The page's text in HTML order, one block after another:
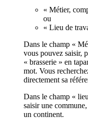
« Métier,
ou
« Lieu de
Dans le champ «
vous pouvez saisir,
« brasserie » en
mot. Vous
directement sa
Dans le champ «
saisir une
un continent.